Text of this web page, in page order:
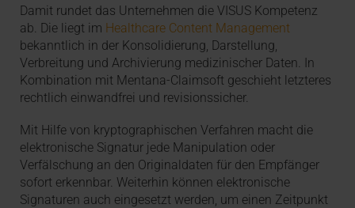
Damit rundet das Unternehmen die VISUS Kompetenz
ab. Die liegt im Healthcare Content Management
bekanntlich in der Konsolidierung, Darstellung,
Verbreitung und Archivierung medizinischer Daten. In
Kombination mit Mentana-Claimsoft geschieht letzteres
rechtlich einwandfrei und revisionssicher.
Mit Hilfe von kryptographischen Verfahren macht die
elektronische Signatur jede Manipulation oder
Verfälschung an den Originaldaten für den Empfänger
sofort erkennbar. Weiterhin können elektronische
Signaturen auch eingesetzt werden, um einen Zeitpunkt